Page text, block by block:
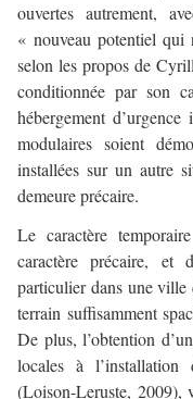
ouvertes autrement,
« nouveau potentiel
selon les propos de
conditionnée par son
hébergement
modulaires soient
installées sur un autre
demeure précaire.
Le caractère
caractère précaire, et
particulier dans une
terrain suffisamment
De plus, l’obtention
locales à l’installation
(Loison-Leruste, 2009),